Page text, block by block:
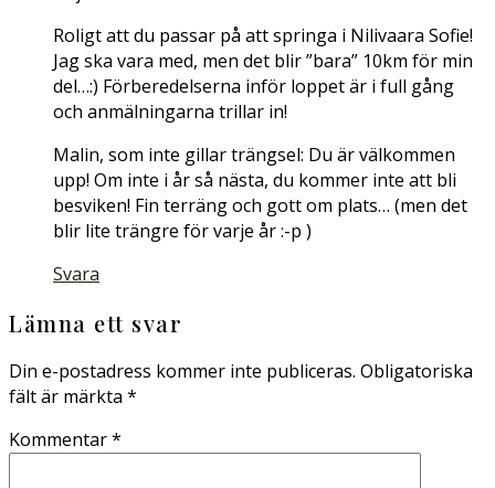
Roligt att du passar på att springa i Nilivaara Sofie!
Jag ska vara med, men det blir ”bara” 10km för min
del…:) Förberedelserna inför loppet är i full gång
och anmälningarna trillar in!
Malin, som inte gillar trängsel: Du är välkommen
upp! Om inte i år så nästa, du kommer inte att bli
besviken! Fin terräng och gott om plats… (men det
blir lite trängre för varje år :-p )
Svara
Lämna ett svar
Din e-postadress kommer inte publiceras. Obligatoriska
fält är märkta *
Kommentar*